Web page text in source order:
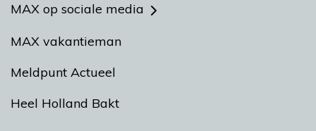
MAX op sociale media
MAX vakantieman
Meldpunt Actueel
Heel Holland Bakt